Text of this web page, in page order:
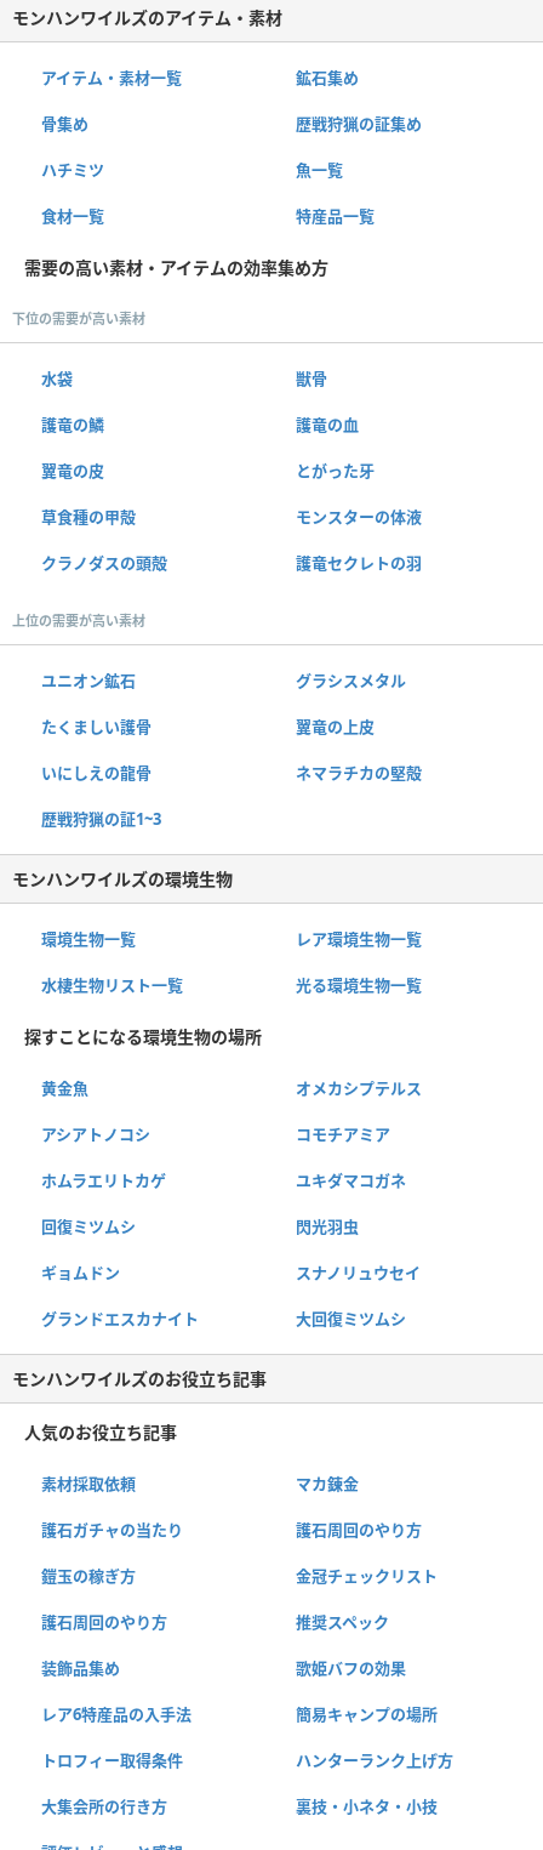
モンハンワイルズのアイテム・素材
アイテム・素材一覧 鉱石集め
骨集め 歴戦狩猟の証集め
ハチミツ 魚一覧
食材一覧 特産品一覧
需要の高い素材・アイテムの効率集め方
下位の需要が高い素材
水袋 獣骨
護竜の鱗 護竜の血
翼竜の皮 とがった牙
草食種の甲殻 モンスターの体液
クラノダスの頭殻 護竜セクレトの羽
上位の需要が高い素材
ユニオン鉱石 グラシスメタル
たくましい護骨 翼竜の上皮
いにしえの龍骨 ネマラチカの堅殻
歴戦狩猟の証1~3
モンハンワイルズの環境生物
環境生物一覧 レア環境生物一覧
水棲生物リスト一覧 光る環境生物一覧
探すことになる環境生物の場所
黄金魚 オメカシプテルス
アシアトノコシ コモチアミア
ホムラエリトカゲ ユキダマコガネ
回復ミツムシ 閃光羽虫
ギョムドン スナノリュウセイ
グランドエスカナイト 大回復ミツムシ
モンハンワイルズのお役立ち記事
人気のお役立ち記事
素材採取依頼 マカ錬金
護石ガチャの当たり 護石周回のやり方
鎧玉の稼ぎ方 金冠チェックリスト
護石周回のやり方 推奨スペック
装飾品集め 歌姫バフの効果
レア6特産品の入手法 簡易キャンプの場所
トロフィー取得条件 ハンターランク上げ方
大集会所の行き方 裏技・小ネタ・小技